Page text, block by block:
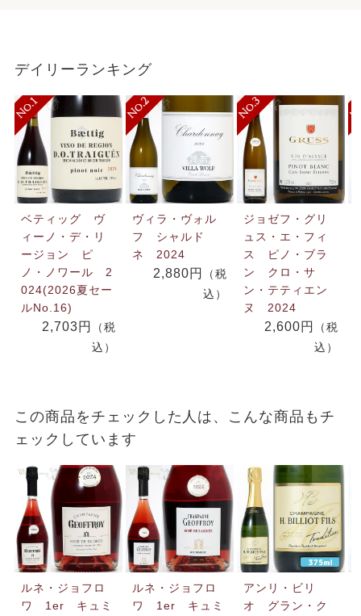
デイリーランキング
ベティッグ ヴ
ィーノ・デ・リ
ージョン ピ
ノ・ノワール 2
024(2026夏セー
ルNo.16)
2,703円
（税
込）
ヴィラ・ヴォル
フ シャルド
ネ 2024
2,880円
（税
込）
ジョゼフ・グリ
ュス・エ・フィ
ス ピノ・ブラ
ン クロ・サ
ン・テティエン
ヌ 2024
2,600円
（税
込）
この商品をチェックした人は、こんな商品もチ
ェックしています
ルネ・ジョフロ
ワ 1er キュミ
ルネ・ジョフロ
ワ 1er キュミ
アンリ・ビリ
オ グラン・ク